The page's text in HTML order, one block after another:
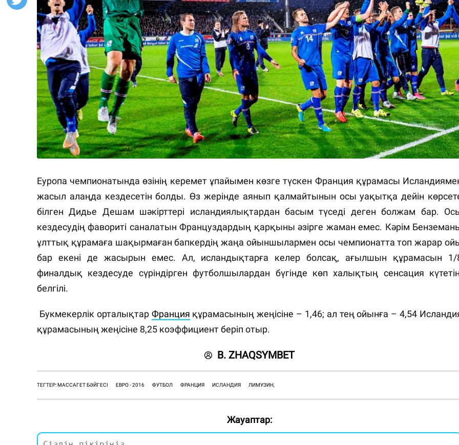
Еуропа чемпионатында өзінің керемет ұпайымен көзге түскен Франция құрамасы
жасыл алаңда кездесетін болды. Өз жерінде аянып қалмайтынын осы уақытқа дейін
білген Дидье Дешам шәкірттері исландиялықтардан басым түседі деген болжам бар.
кездесудің фавориті саналатын Француздардың қарқыны әзірге жаман емес. Кәрім
ұлттық құрамаға шақырмаған бапкердің жаңа ойыншылармен осы чемпионатта топ жарар
бар екені де жасырын емес. Ал, исландықтарға келер болсақ, ағылшын құрамасын 1/
финалдық кездесуде сүріндірген футболшылардан бүгінде көп халықтың сенсация
белгілі.
Букмекерлік орталықтар Франция құрамасының жеңісіне – 1,46; ал тең ойынға – 4,54
құрамасының жеңісіне 8,25 коэффициент беріп отыр.
B. ZHAQSYMBET
ТЕГТЕР: МАССАГЕТ БӘЙГЕСІ ЕВРО - 2016 ФУТБОЛ ФРАНЦИЯ ИСЛАНДИЯ ЛИМУЗИН,
Жауаптар: